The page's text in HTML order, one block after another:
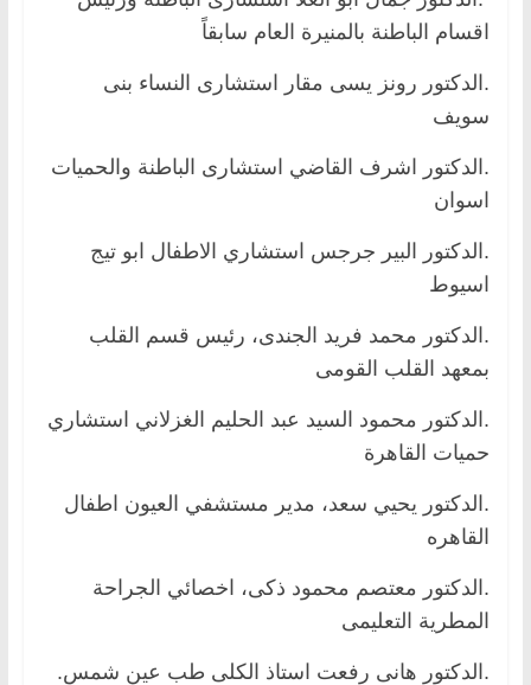
اقسام الباطنة بالمنيرة العام سابقاً
.الدكتور رونز يسى مقار استشارى النساء بنى
سويف
.الدكتور اشرف القاضي استشارى الباطنة والحميات
اسوان
.الدكتور البير جرجس استشاري الاطفال ابو تيج
اسيوط
.الدكتور محمد فريد الجندى، رئيس قسم القلب
بمعهد القلب القومى
.الدكتور محمود السيد عبد الحليم الغزلاني استشاري
حميات القاهرة
.الدكتور يحيي سعد، مدير مستشفي العيون اطفال
القاهره
.الدكتور معتصم محمود ذكى، اخصائي الجراحة
المطرية التعليمى
.الدكتور هانى رفعت استاذ الكلى طب عين شمس.